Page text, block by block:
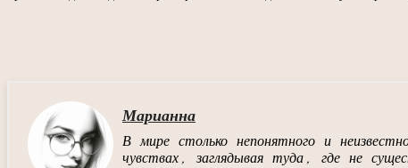
Марианна
В мире столько непонятного и
чувствах, заглядывая туда, где не